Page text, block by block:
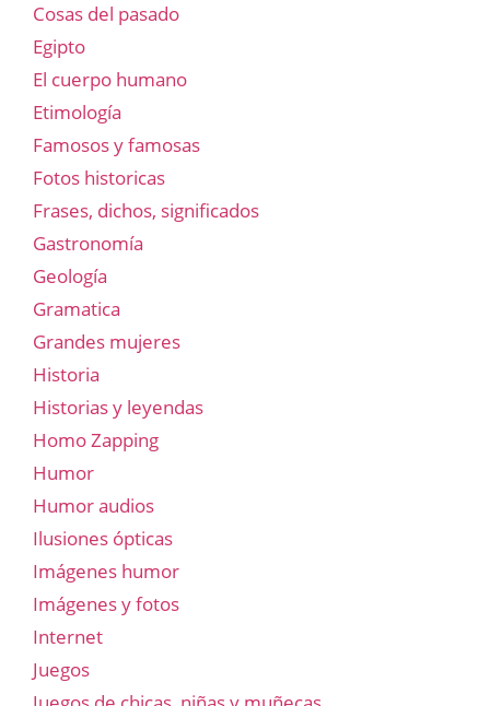
Cosas del pasado
Egipto
El cuerpo humano
Etimología
Famosos y famosas
Fotos historicas
Frases, dichos, significados
Gastronomía
Geología
Gramatica
Grandes mujeres
Historia
Historias y leyendas
Homo Zapping
Humor
Humor audios
Ilusiones ópticas
Imágenes humor
Imágenes y fotos
Internet
Juegos